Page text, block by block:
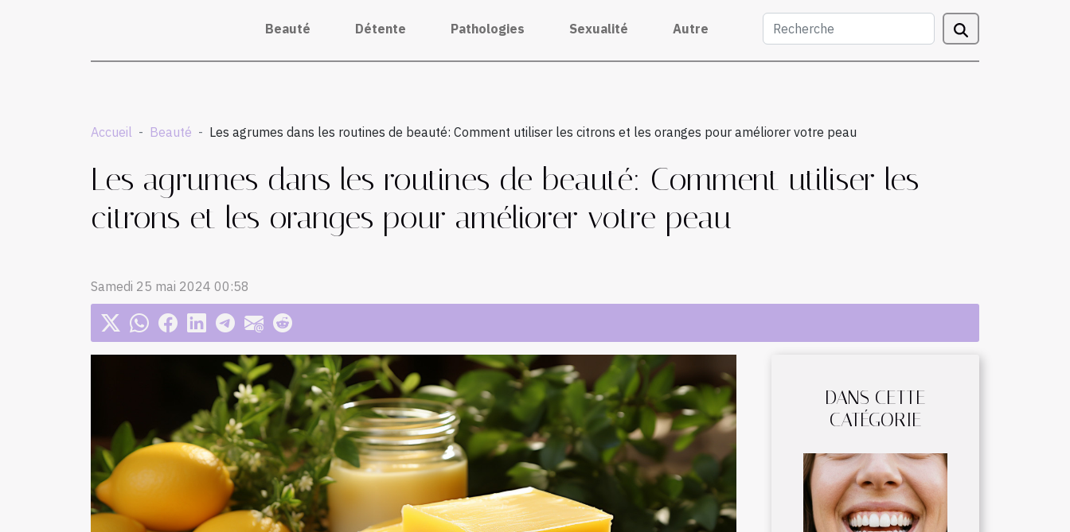
Beauté Détente Pathologies Sexualité Autre
Accueil Beauté Les agrumes dans les routines de beauté: Comment utiliser les citrons et les oranges pour améliorer votre peau
Les agrumes dans les routines de beauté: Comment utiliser les
citrons et les oranges pour améliorer votre peau
Samedi 25 mai 2024 00:58
DANS CETTE
CATÉGORIE